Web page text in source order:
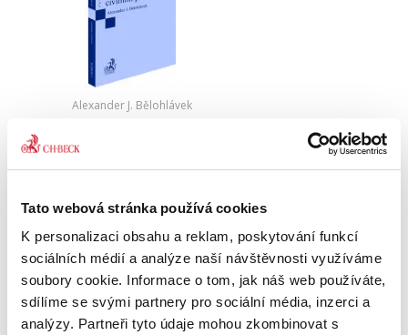
Tato webová stránka používá cookies
K personalizaci obsahu a reklam, poskytování funkcí
sociálních médií a analýze naší návštěvnosti využíváme
soubory cookie. Informace o tom, jak náš web používáte,
sdílíme se svými partnery pro sociální média, inzerci a
analýzy. Partneři tyto údaje mohou zkombinovat s
Alexander J. Bělohlávek
690,00 Kč
insolvenčním řízení, který vyšel v české verzi u
C. H. Beck v roce 2020. Zmíněný komentář byl
zpracován v...
Moderní soutěžní